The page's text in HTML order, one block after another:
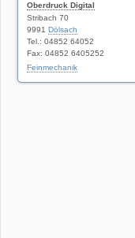
Oberdruck Digital
Stribach 70
9991 Dölsach
Tel.: 04852 64052
Fax: 04852 6405252
Feinmechanik